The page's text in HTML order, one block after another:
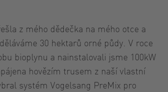
z mého dědečka na mého otce a
30 hektarů orné půdy. V roce
bioplynu a nainstalovali jsme 100kW
hovězím trusem z naší vlastní
systém Vogelsang PreMix pro